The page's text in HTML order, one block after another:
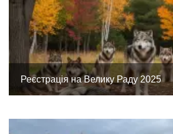
Реєстрація на Велику Раду 2025